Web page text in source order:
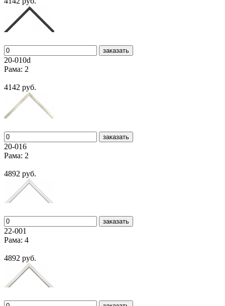
заказать
20-010d
Рама: 2
4142 руб.
заказать
20-016
Рама: 2
4892 руб.
заказать
22-001
Рама: 4
4892 руб.